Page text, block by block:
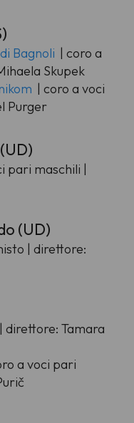
Bagnoli | coro a
Skupek
| coro a voci
Purger
pari maschili |
(UD)
| direttore:
direttore: Tamara
a voci pari